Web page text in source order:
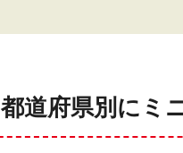
都道府県別にミ